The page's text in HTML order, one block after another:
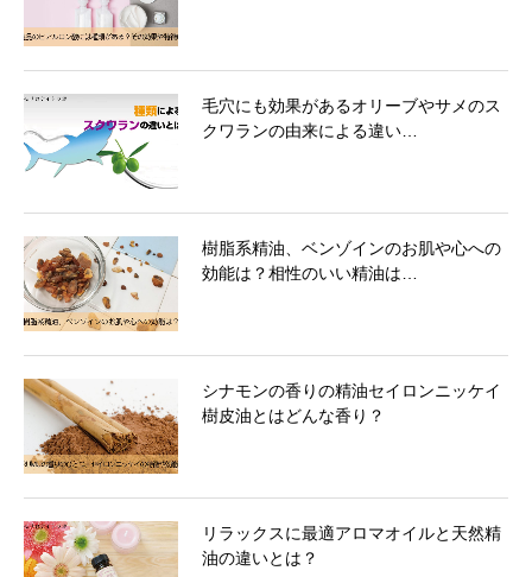
毛穴にも効果があるオリーブやサメのス
クワランの由来による違い…
樹脂系精油、ベンゾインのお肌や心への
効能は？相性のいい精油は…
シナモンの香りの精油セイロンニッケイ
樹皮油とはどんな香り？
リラックスに最適アロマオイルと天然精
油の違いとは？